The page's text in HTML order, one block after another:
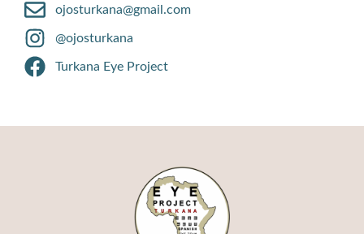
ojosturkana@gmail.com
@ojosturkana
Turkana Eye Project